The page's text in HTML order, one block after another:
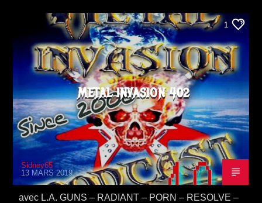
1
METAL INVASION 402
Sidney65
13 MARS 2019
avec L.A. GUNS – RADIANT – PORN – RESOLVE –